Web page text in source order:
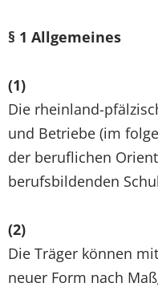
§ 1 Allgemeines
(1)
Die rheinland-
und Betriebe (im
der beruflichen
berufsbildenden
(2)
Die Träger können
neuer Form nach